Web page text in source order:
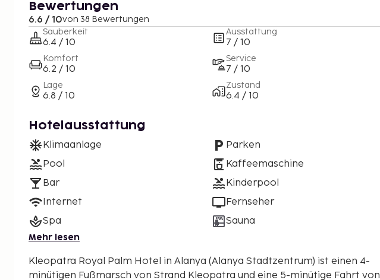
Bewertungen
6.6 / 10von 38 Bewertungen
Sauberkeit
6.4 / 10
Komfort
6.2 / 10
Lage
6.8 / 10
Ausstattung
7 / 10
Service
7 / 10
Zustand
6.4 / 10
Hotelausstattung
Klimaanlage
Pool
Bar
Internet
Spa
Parken
Kaffeemaschine
Kinderpool
Fernseher
Sauna
Mehr lesen
Kleopatra Royal Palm Hotel in Alanya (Alanya Stadtzentrum) ist einen 4-
minütigen Fußmarsch von Strand Kleopatra und eine 5-minütige Fahrt von